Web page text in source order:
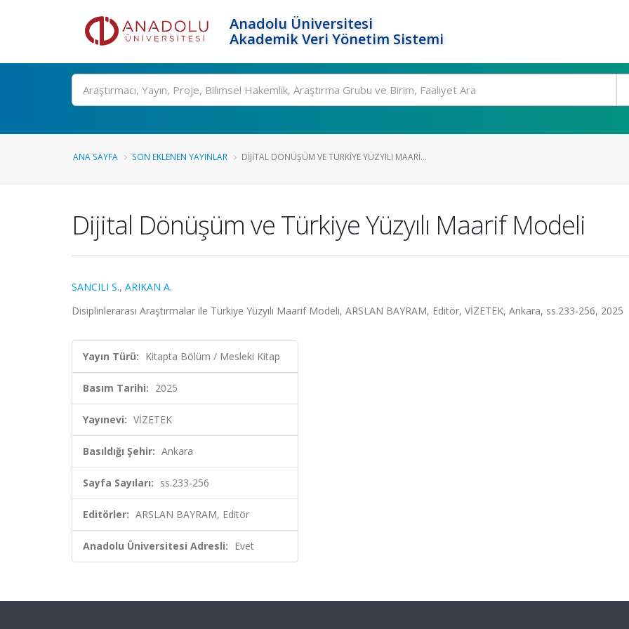
Anadolu Üniversitesi
Akademik Veri Yönetim Sistemi
Ara
ANA SAYFA SON EKLENEN YAYINLAR DIJITAL DÖNÜŞÜM VE TÜRKIYE YÜZYILI MAARI...
Dijital Dönüşüm ve Türkiye Yüzyılı Maarif Modeli
SANCILI S., ARIKAN A.
Disiplinlerarası Araştırmalar ile Türkiye Yüzyılı Maarif Modeli, ARSLAN BAYRAM, Editör, VİZETEK, Ankara, ss.233-256, 2025
Yayın Türü: Kitapta Bölüm / Mesleki Kitap
Basım Tarihi: 2025
Yayınevi: VİZETEK
Basıldığı Şehir: Ankara
Sayfa Sayıları: ss.233-256
Editörler: ARSLAN BAYRAM, Editör
Anadolu Üniversitesi Adresli: Evet